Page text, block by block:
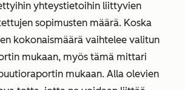
yhteystietoihin liittyvien
sopimusten määrä. Koska
kokonaismäärä vaihtelee valitun
mukaan, myös tämä mittari
mukaan. Alla olevien